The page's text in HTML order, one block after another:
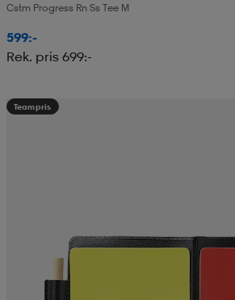
Cstm Progress Rn Ss Tee M
599:-
Rek. pris 699:-
Teampris